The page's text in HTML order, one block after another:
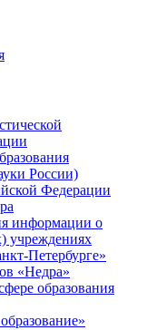
России)
Федерации
информации о
учреждениях
Петербурге»
«Недра»
образования